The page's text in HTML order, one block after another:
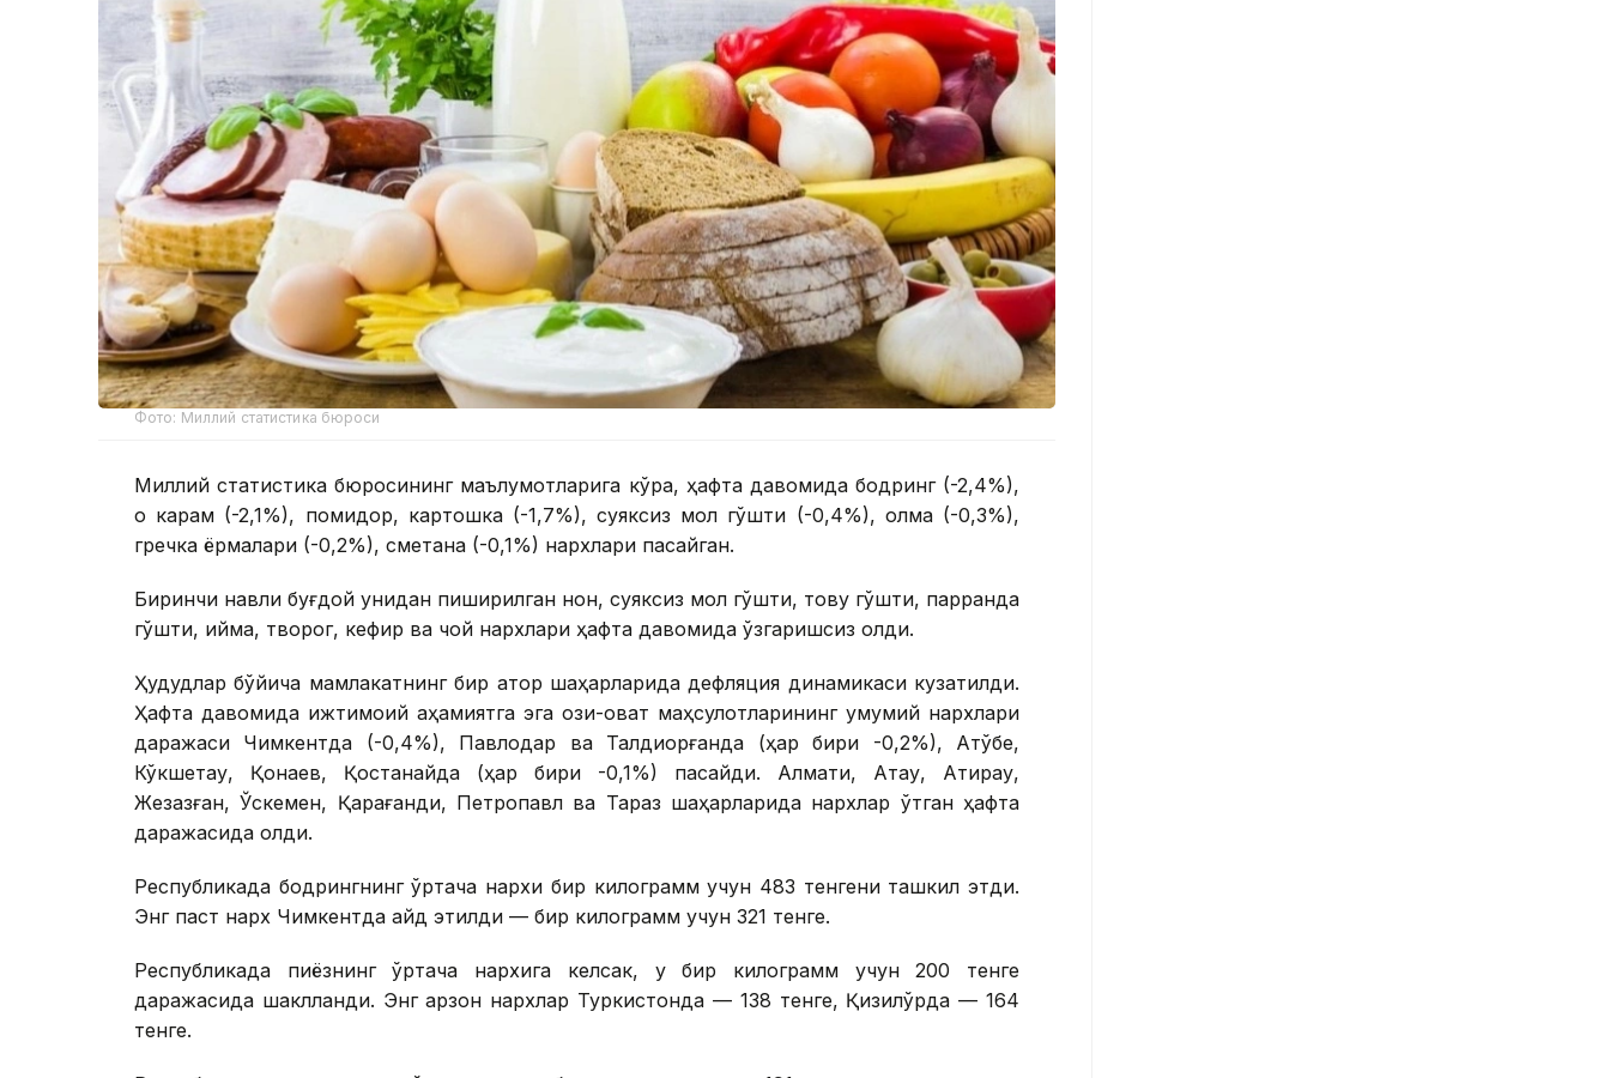
Фото: Миллий статистика бюроси
Миллий статистика бюросининг маълумотларига кўра, ҳафта давомида бодринг (-2,4%),
оқ карам (-2,1%), помидор, картошка (-1,7%), суяксиз мол гўшти (-0,4%), олма (-0,3%),
гречка ёрмалари (-0,2%), сметана (-0,1%) нархлари пасайган.
Биринчи навли буғдой унидан пиширилган нон, суяксиз мол гўшти, товуқ гўшти, парранда
гўшти, қийма, творог, кефир ва чой нархлари ҳафта давомида ўзгаришсиз қолди.
Ҳудудлар бўйича мамлакатнинг бир қатор шаҳарларида дефляция динамикаси кузатилди.
Ҳафта давомида ижтимоий аҳамиятга эга озиқ-овқат маҳсулотларининг умумий нархлари
даражаси Чимкентда (-0,4%), Павлодар ва Талдиқорғанда (ҳар бири -0,2%), Ақтўбе,
Кўкшетау, Қонаев, Қостанайда (ҳар бири -0,1%) пасайди. Алмати, Ақтау, Атирау,
Жезқазған, Ўскемен, Қарағанди, Петропавл ва Тараз шаҳарларида нархлар ўтган ҳафта
даражасида қолди.
Республикада бодрингнинг ўртача нархи бир килограмм учун 483 тенгени ташкил этди.
Энг паст нарх Чимкентда қайд этилди — бир килограмм учун 321 тенге.
Республикада пиёзнинг ўртача нархига келсак, у бир килограмм учун 200 тенге
даражасида шаклланди. Энг арзон нархлар Туркистонда — 138 тенге, Қизилўрда — 164
тенге.